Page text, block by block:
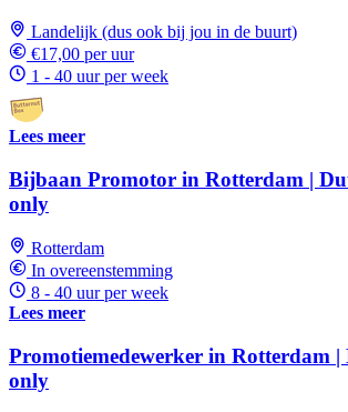
Landelijk (dus ook bij jou in de buurt)
€17,00 per uur
1 - 40 uur per week
Lees meer
Bijbaan Promotor in Rotterdam |
only
Rotterdam
In overeenstemming
8 - 40 uur per week
Lees meer
Promotiemedewerker in Rotterdam |
only